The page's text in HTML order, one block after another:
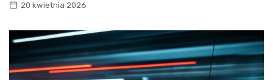
20 kwietnia 2026